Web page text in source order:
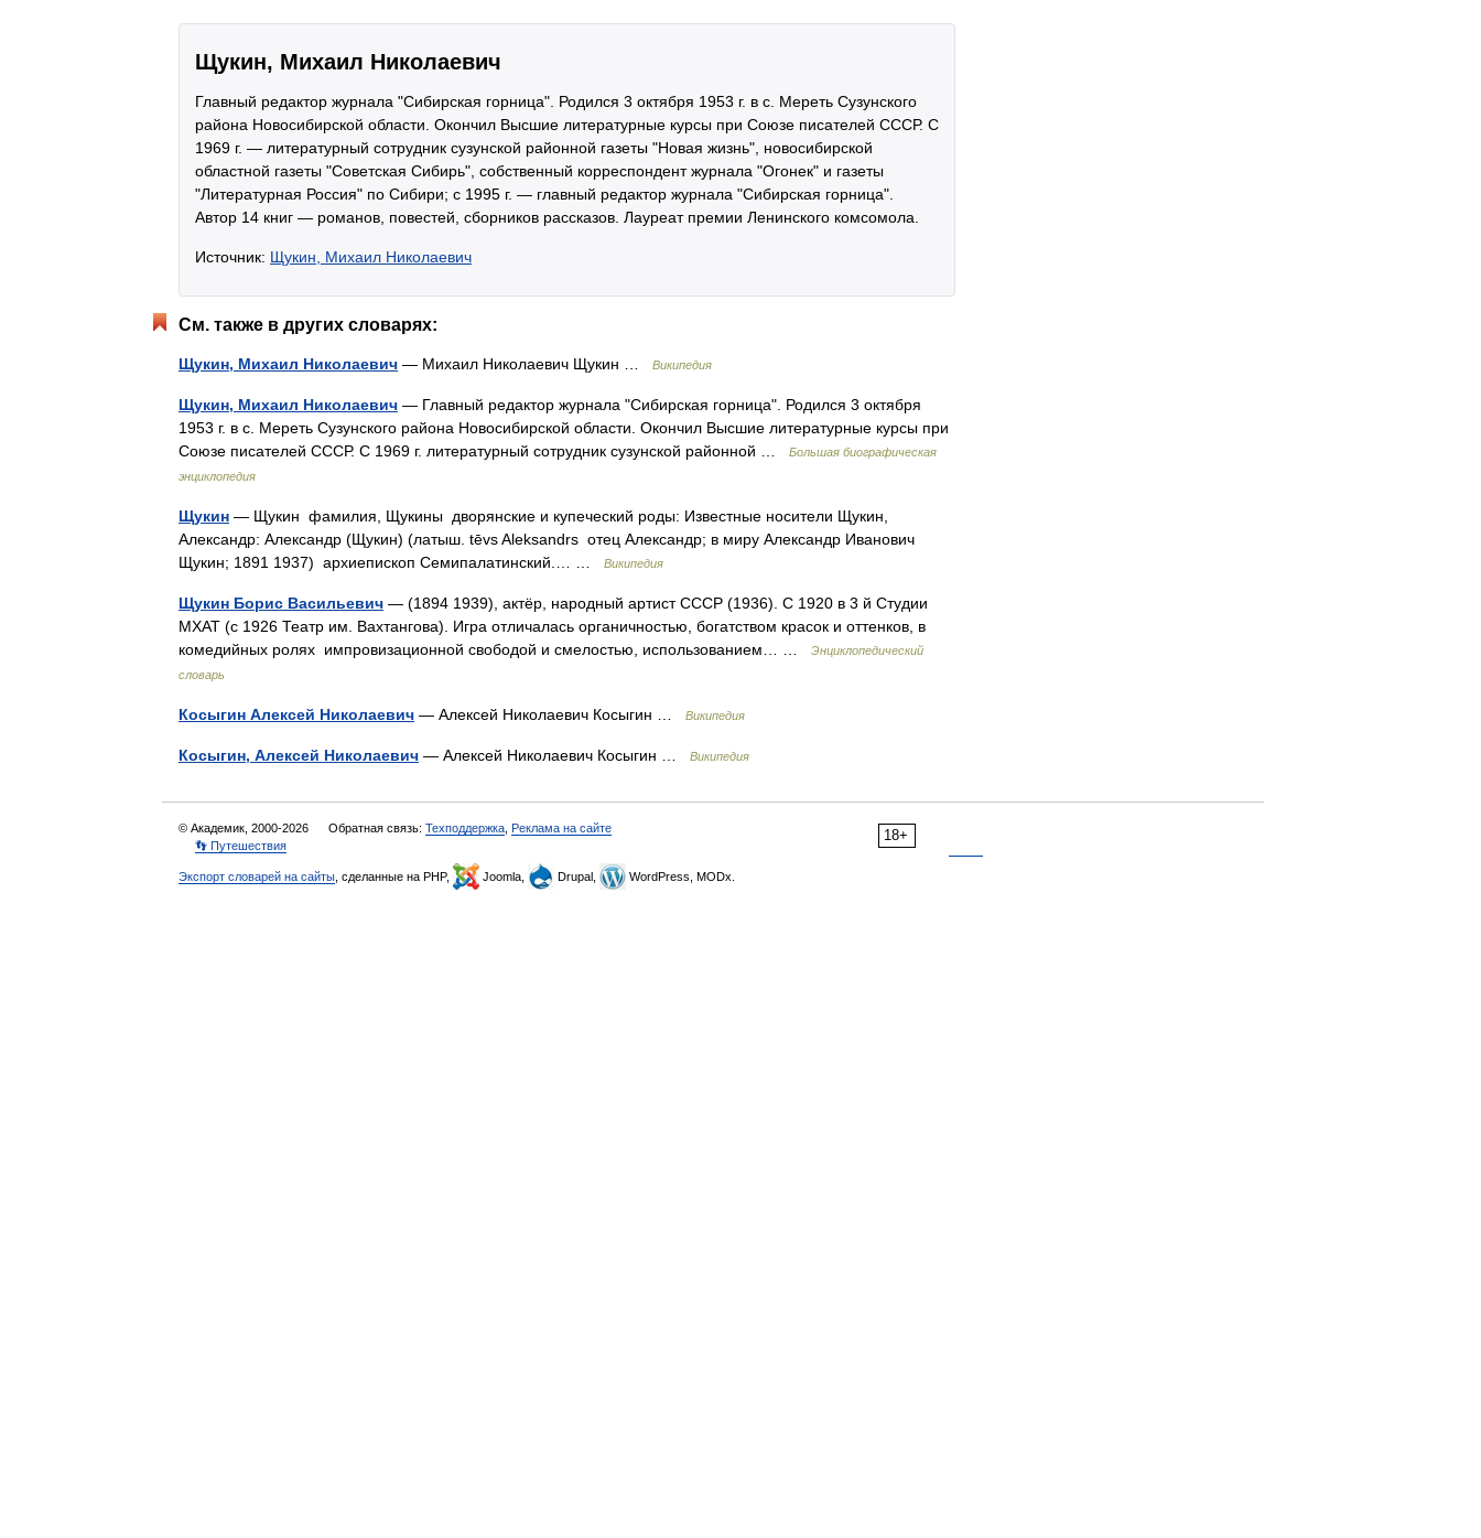
Щукин, Михаил Николаевич
Главный редактор журнала "Сибирская горница". Родился 3 октября 1953 г. в с. Мереть Сузунского
района Новосибирской области. Окончил Высшие литературные курсы при Союзе писателей СССР. С
1969 г. — литературный сотрудник сузунской районной газеты "Новая жизнь", новосибирской
областной газеты "Советская Сибирь", собственный корреспондент журнала "Огонек" и газеты
"Литературная Россия" по Сибири; с 1995 г. — главный редактор журнала "Сибирская горница".
Автор 14 книг — романов, повестей, сборников рассказов. Лауреат премии Ленинского комсомола.
Источник: Щукин, Михаил Николаевич
См. также в других словарях:
Щукин, Михаил Николаевич — Михаил Николаевич Щукин … Википедия
Щукин, Михаил Николаевич — Главный редактор журнала "Сибирская горница". Родился 3 октября
1953 г. в с. Мереть Сузунского района Новосибирской области. Окончил Высшие литературные курсы при
Союзе писателей СССР. С 1969 г. литературный сотрудник сузунской районной …
Большая биографическая
энциклопедия
Щукин — Щукин фамилия, Щукины дворянские и купеческий роды: Известные носители Щукин,
Александр: Александр (Щукин) (латыш. tēvs Aleksandrs отец Александр; в миру Александр Иванович
Щукин; 1891 1937) архиепископ Семипалатинский.… …
Википедия
Щукин Борис Васильевич — (1894 1939), актёр, народный артист СССР (1936). С 1920 в 3 й Студии
МХАТ (с 1926 Театр им. Вахтангова). Игра отличалась органичностью, богатством красок и оттенков, в
комедийных ролях импровизационной свободой и смелостью, использованием… …
Энциклопедический
словарь
Косыгин Алексей Николаевич — Алексей Николаевич Косыгин … Википедия
Косыгин, Алексей Николаевич — Алексей Николаевич Косыгин … Википедия
18+
© Академик, 2000-2026 Обратная связь: Техподдержка Реклама на сайте
👣 Путешествия
Экспорт словарей на сайты , сделанные на PHP, Joomla, Drupal, WordPress, MODx.